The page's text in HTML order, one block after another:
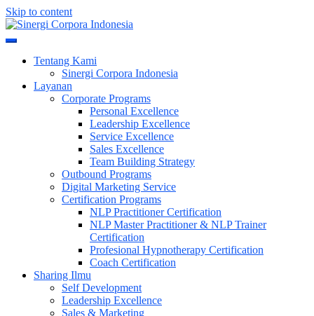
Skip to content
Sinergi Corpora Indonesia
Tentang Kami
Sinergi Corpora Indonesia
Layanan
Corporate Programs
Personal Excellence
Leadership Excellence
Service Excellence
Sales Excellence
Team Building Strategy
Outbound Programs
Digital Marketing Service
Certification Programs
NLP Practitioner Certification
NLP Master Practitioner & NLP Trainer
Certification
Profesional Hypnotherapy Certification
Coach Certification
Sharing Ilmu
Self Development
Leadership Excellence
Sales & Marketing